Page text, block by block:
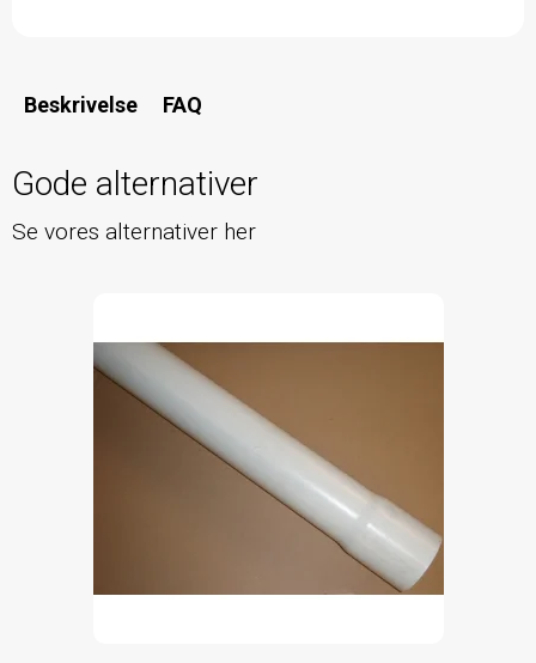
Beskrivelse FAQ
Gode alternativer
Se vores alternativer her